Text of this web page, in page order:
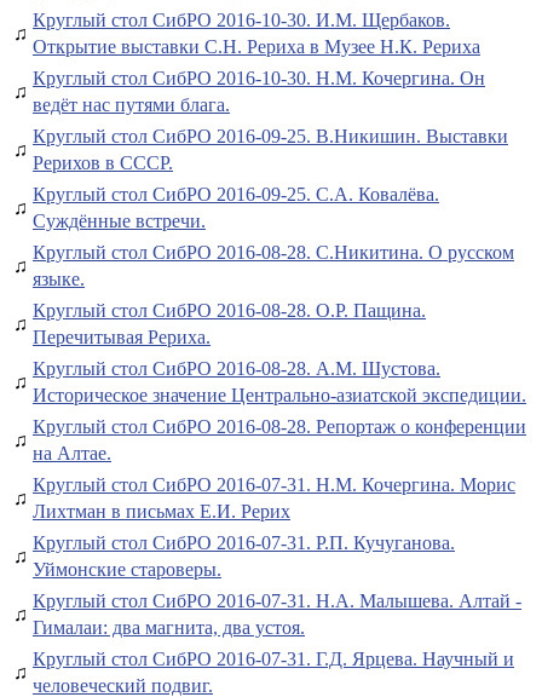
♫
Круглый стол СибРО 2016-10-30. И.М. Щербаков.
Открытие выставки С.Н. Рериха в Музее Н.К. Рериха
♫
Круглый стол СибРО 2016-10-30. Н.М. Кочергина. Он
ведёт нас путями блага.
♫
Круглый стол СибРО 2016-09-25. В.Никишин. Выставки
Рерихов в СССР.
♫
Круглый стол СибРО 2016-09-25. С.А. Ковалёва.
Суждённые встречи.
♫
Круглый стол СибРО 2016-08-28. С.Никитина. О русском
языке.
♫
Круглый стол СибРО 2016-08-28. О.Р. Пащина.
Перечитывая Рериха.
♫
Круглый стол СибРО 2016-08-28. А.М. Шустова.
Историческое значение Центрально-азиатской экспедиции.
♫
Круглый стол СибРО 2016-08-28. Репортаж о конференции
на Алтае.
♫
Круглый стол СибРО 2016-07-31. Н.М. Кочергина. Морис
Лихтман в письмах Е.И. Рерих
♫
Круглый стол СибРО 2016-07-31. Р.П. Кучуганова.
Уймонские староверы.
♫
Круглый стол СибРО 2016-07-31. Н.А. Малышева. Алтай -
Гималаи: два магнита, два устоя.
♫
Круглый стол СибРО 2016-07-31. Г.Д. Ярцева. Научный и
человеческий подвиг.